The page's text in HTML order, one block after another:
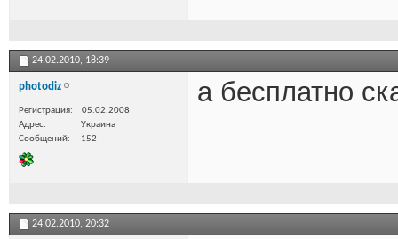
24.02.2010, 18:39
photodiz
Регистрация
05.02.2008
Адрес
Украина
Сообщений
152
а бесплатно
24.02.2010, 20:32